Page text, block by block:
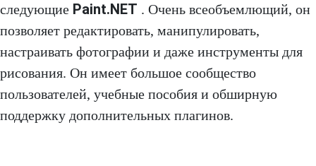
следующие Paint.NET . Очень всеобъемлющий, он
позволяет редактировать, манипулировать,
настраивать фотографии и даже инструменты для
рисования. Он имеет большое сообщество
пользователей, учебные пособия и обширную
поддержку дополнительных плагинов.